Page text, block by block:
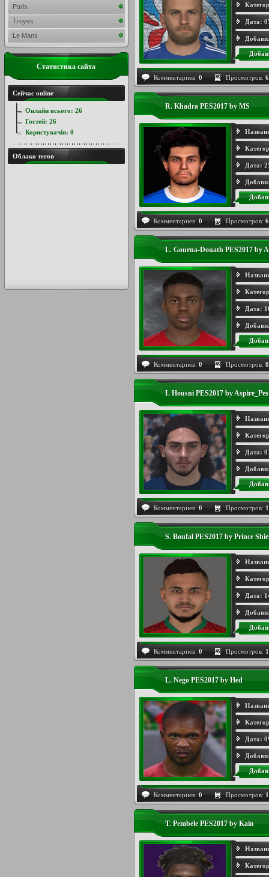
Дата:
Комментариев: 0 Просмотров:
R. Khadra PES2017 by MS
Дата:
Комментариев: 0 Просмотров:
L. Gourna-Douath PES2017 by
Дата:
Комментариев: 0 Просмотров:
I. Housni PES2017 by
Дата:
Комментариев: 0 Просмотров:
S. Boufal PES2017 by Prince
Дата:
Комментариев: 0 Просмотров:
L. Nego PES2017 by Hed
Дата:
Комментариев: 0 Просмотров:
T. Pembele PES2017 by Kain
Paris
Troyes
Le Mans
Статистика сайта
Сейчас online
Онлайн всього: 26
Гостей: 26
Користувачів: 0
Облако тегов